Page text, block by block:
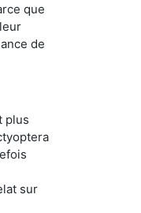
que
de
plus
sur